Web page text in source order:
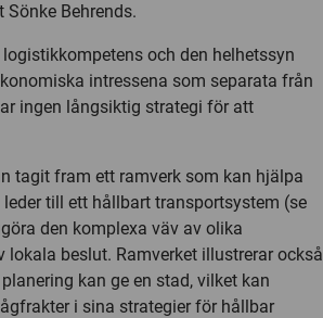
Behrends.
och den helhetssyn
intressena som separata från
ingen långsiktig strategi för att
tagit fram ett ramverk som kan hjälpa
till ett hållbart transportsystem (se
den komplexa väv av olika
beslut. Ramverket illustrerar också
kan ge en stad, vilket kan
i sina strategier för hållbar